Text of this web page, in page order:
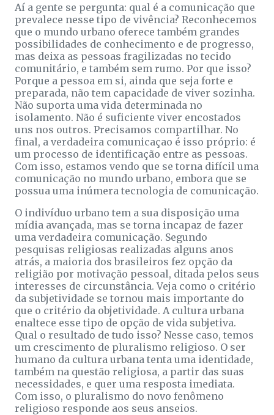
Aí a gente se pergunta: qual é a comunicação que
prevalece nesse tipo de vivência? Reconhecemos
que o mundo urbano oferece também grandes
possibilidades de conhecimento e de progresso,
mas deixa as pessoas fragilizadas no tecido
comunitário, e também sem rumo. Por que isso?
Porque a pessoa em si, ainda que seja forte e
preparada, não tem capacidade de viver sozinha.
Não suporta uma vida determinada no
isolamento. Não é suficiente viver encostados
uns nos outros. Precisamos compartilhar. No
final, a verdadeira comunicaçao é isso próprio: é
um processo de identificação entre as pessoas.
Com isso, estamos vendo que se torna difícil uma
comunicação no mundo urbano, embora que se
possua uma inúmera tecnologia de comunicação.
O indivíduo urbano tem a sua disposição uma
mídia avançada, mas se torna incapaz de fazer
uma verdadeira comunicação. Segundo
pesquisas religiosas realizadas alguns anos
atrás, a maioria dos brasileiros fez opção da
religião por motivação pessoal, ditada pelos seus
interesses de circunstância. Veja como o critério
da subjetividade se tornou mais importante do
que o critério da objetividade. A cultura urbana
enaltece esse tipo de opção de vida subjetiva.
Qual o resultado de tudo isso? Nesse caso, temos
um crescimento de pluralismo religioso. O ser
humano da cultura urbana tenta uma identidade,
também na questão religiosa, a partir das suas
necessidades, e quer uma resposta imediata.
Com isso, o pluralismo do novo fenômeno
religioso responde aos seus anseios.